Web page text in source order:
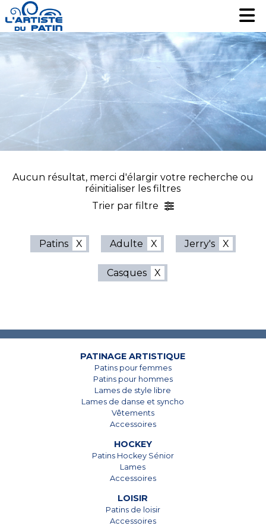
Hockey
Liquidation
Nous contacter
EN
7825, Boul. Taschereau
Brossard, Qc
J4Y 1A4
450 678-5442
Aucun résultat, merci d'élargir votre recherche ou
réinitialiser les filtres
Trier par filtre
Patins Adulte Jerry's
Casques
PATINAGE ARTISTIQUE
Patins pour femmes
Patins pour hommes
Lames de style libre
Lames de danse et syncho
Vêtements
Accessoires
HOCKEY
Patins Hockey Sénior
Lames
Accessoires
LOISIR
Patins de loisir
Accessoires
Hockey
Liquidation
Nous contacter
EN
7825, Boul. Taschereau
Brossard, Qc
J4Y 1A4
450 678-5442